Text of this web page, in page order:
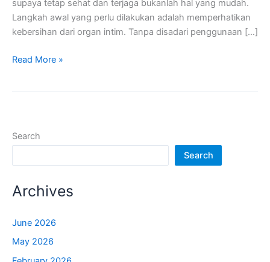
supaya tetap sehat dan terjaga bukanlah hal yang mudah.
Langkah awal yang perlu dilakukan adalah memperhatikan
kebersihan dari organ intim. Tanpa disadari penggunaan […]
Read More »
Search
Search
Archives
June 2026
May 2026